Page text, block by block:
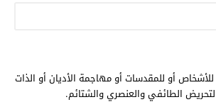
أو للمقدسات أو مهاجمة الأديان أو الذات
الطائفي والعنصري والشتائم.